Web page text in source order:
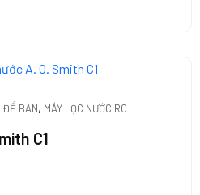
ĐỂ BÀN, MÁY LỌC NƯỚC RO
C1